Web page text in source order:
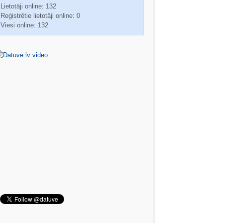
Lietotāji online: 132
Reģistrētie lietotāji online: 0
Viesi online: 132